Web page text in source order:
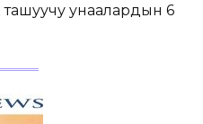
ташуучу унаалардын 6